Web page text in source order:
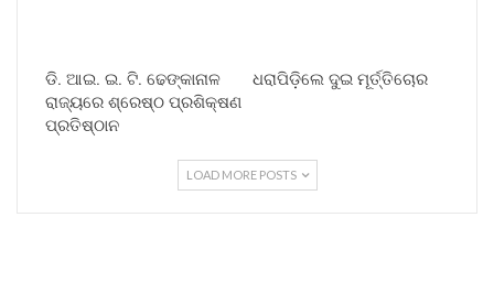
ଡି. ଆଇ. ଇ. ଟି. ଢେଙ୍କାନାଳ
ରାଜ୍ୟରେ ଶ୍ରେଷ୍ଠ ପ୍ରଶିକ୍ଷଣ
ପ୍ରତିଷ୍ଠାନ
ଧରାପିଡ଼ିଲେ ଦୁଇ ମୂର୍ତ୍ତିଚୋର
LOAD MORE POSTS